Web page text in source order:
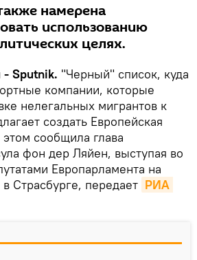
намерена
использованию
целях.
Sputnik. "Черный" список, куда
компании, которые
нелегальных мигрантов к
создать Европейская
сообщила глава
фон дер Ляйен, выступая во
Европарламента на
Страсбурге, передает РИА